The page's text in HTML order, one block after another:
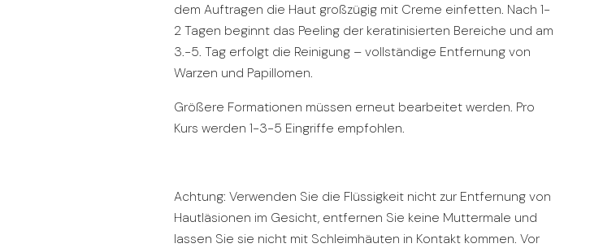
dem Auftragen die Haut großzügig mit Creme einfetten. Nach 1-
2 Tagen beginnt das Peeling der keratinisierten Bereiche und am
3.-5. Tag erfolgt die Reinigung – vollständige Entfernung von
Warzen und Papillomen.
Größere Formationen müssen erneut bearbeitet werden. Pro
Kurs werden 1-3-5 Eingriffe empfohlen.
Achtung: Verwenden Sie die Flüssigkeit nicht zur Entfernung von
Hautläsionen im Gesicht, entfernen Sie keine Muttermale und
lassen Sie sie nicht mit Schleimhäuten in Kontakt kommen. Vor